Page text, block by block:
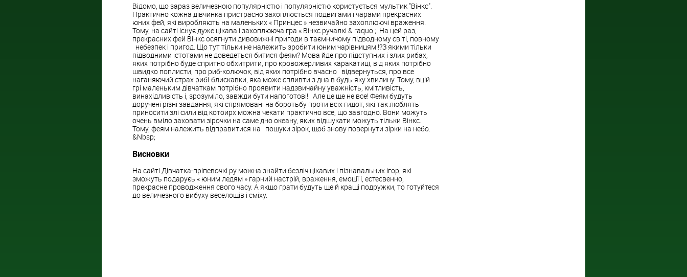
Відомо, що зараз величезною популярністю і популярністю користується мультик "Вінкс".
Практично кожна дівчинка пристрасно захоплюється подвигами і чарами прекрасних
юних фей, які виробляють на маленьких « Принцес » незвичайно захоплюючі враження.
Тому, на сайті існує дуже цікава і захоплююча гра « Вінкс ручалкі & raquo ;. На цей раз,
прекрасних фей Вінкс осягнути дивовижні пригоди в таємничому підводному світі, повному
небезпек і пригод. Що тут тільки не належить зробити юним чарівницям !?З якими тільки
підводними істотами не доведеться битися феям? Мова йде про підступних і злих рибах,
яких потрібно буде спритно обхитрити, про кровожерливих каракатиці, від яких потрібно
швидко поплисти, про риб-колючок, від яких потрібно вчасно відвернуться, про все
наганяючий страх рибі-блискавки, яка може спливти з дна в будь-яку хвилину. Тому, вцій
грі маленьким дівчаткам потрібно проявити надзвичайну уважність, кмітливість,
винахідливість і, зрозуміло, завжди бути напоготові! Але це ще не все! Феям будуть
доручені різні завдання, які спрямовані на боротьбу проти всіх гидот, які так люблять
приносити злі сили від котоирх можна чекати практично все, що завгодно. Вони можуть
очень вміло заховати зірочки на саме дно океану, яких відшукати можуть тільки Вінкс.
Тому, феям належить відправитися на пошуки зірок, щоб знову повернути зірки на небо.
&Nbsp;
Висновки
На сайті Дівчатка-пріпевочкі.ру можна знайти безліч цікавих і пізнавальних ігор, які
зможуть подаруєь « юним ледям » гарний настрій, враження, емоції і, естесвенно,
прекрасне проводження свого часу. А якщо грати будуть ще й кращі подружки, то готуйтеся
до величезного вибуху веселощів і сміху.